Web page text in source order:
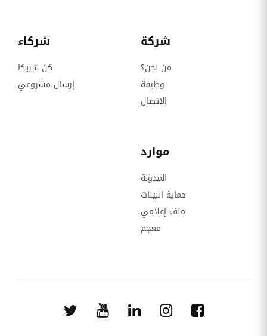
شركة
من نحن؟
وظيفة
الاتصال
شركاء
كن شريكا
إرسال مشروعي
موارد
المدونة
حماية البينات
ملف إعلامي
معجم